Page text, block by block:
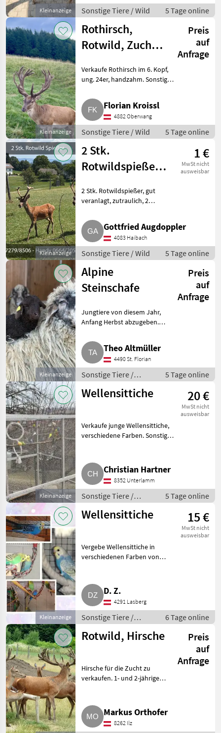
Kleinanzeige Sonstige Tiere / Wild 5 Tage online
Kleinanzeige
Rothirsch,
Rotwild, Zucht,
Preis
auf
Anfrage
Verkaufe Rothirsch im 6. Kopf,
ung. 24er, handzahm. Sonstige
Florian Kroissl
4882 Oberwang
Sonstige Tiere / Wild 5 Tage online
Kleinanzeige
2 Stk.
Rotwildspießer
Schmaltiere
1 €
MwSt nicht
ausweisbar
2 Stk. Rotwildspießer, gut
veranlagt, zutraulich, 2
Selbstentnahme, wegen
Verkleinerung des Bestandes.
Sonstige Tiere Wild
Gottfried Augdoppler
4083 Haibach
Sonstige Tiere / Wild 5 Tage online
Kleinanzeige
Alpine
Steinschafe
Preis
auf
Anfrage
Jungtiere von diesem Jahr,
Anfang Herbst abzugeben.
geboren, davon drei männlich
und drei weiblich. Bei Fragen
gerne melden. Sonstige Tie
Theo Altmüller
4490 St. Florian
Sonstige Tiere /
Kleintiere
5 Tage online
Kleinanzeige
Wellensittiche 20 €
MwSt nicht
ausweisbar
Verkaufe junge Wellensittiche,
verschiedene Farben. Sonstige
Christian Hartner
8352 Unterlamm
Sonstige Tiere /
Kleintiere
5 Tage online
Kleinanzeige
Wellensittiche 15 €
MwSt nicht
ausweisbar
Vergebe Wellensittiche in
verschiedenen Farben von
dabei. Farben: grün, hell und
D. Z.
4291 Lasberg
Sonstige Tiere /
Kleintiere
6 Tage online
Rotwild, Hirsche
Preis
auf
Anfrage
Hirsche für die Zucht zu
verkaufen. 1- und 2-jährige
Charakter. Besichtigung gerne
nach Vereinbarung. Narkose
Markus Orthofer
8262 Ilz